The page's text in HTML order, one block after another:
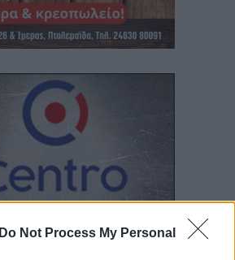
Do Not Process My Personal